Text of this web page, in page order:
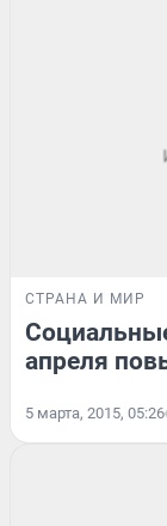
СТРАНА И МИР
апреля
5 марта, 2015, 05:26